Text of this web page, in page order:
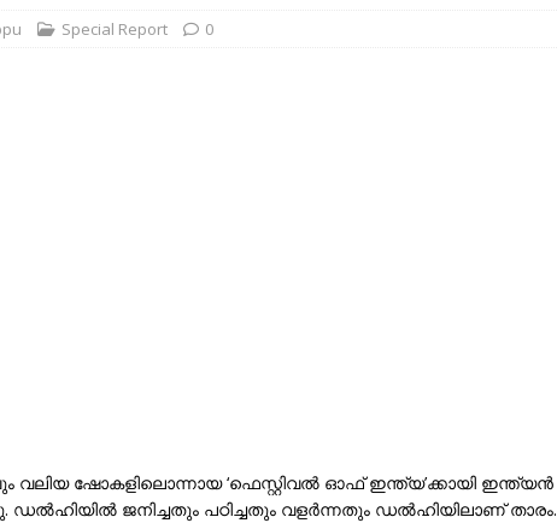
Special Report 0
വലിയ ഷോകളിലൊന്നായ ‘ഫെസ്റ്റിവൽ ഓഫ് ഇന്ത്യ’ക്കായി ഇന്ത്യൻ
ഡൽഹിയിൽ ജനിച്ചതും പഠിച്ചതും വളർന്നതും ഡൽഹിയിലാണ് താരം.